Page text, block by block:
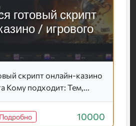
готовый скрипт
/ игрового
скрипт онлайн-казино
Кому подходит: Тем,...
Подробно 10000